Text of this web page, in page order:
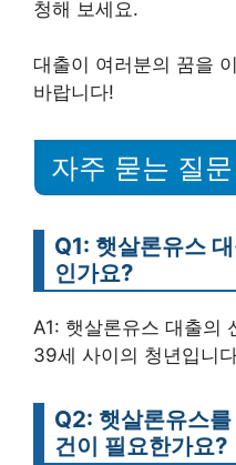
청해 보세요.
대출이 여러분의 꿈을
바랍니다!
자주 묻는 질
Q1: 햇살론유스
인가요?
A1: 햇살론유스 대출의
39세 사이의 청년입니
Q2: 햇살론유스
건이 필요한가요?